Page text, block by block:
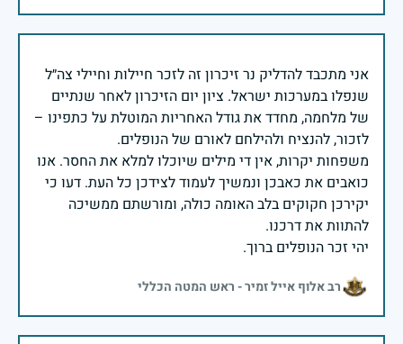
אני מתכבד להדליק נר זיכרון זה לזכר חיילות וחיילי צה״ל
שנפלו במערכות ישראל. ציון יום הזיכרון לאחר שנתיים
של מלחמה, מחדד את גודל האחריות המוטלת על כתפינו –
משפחות יקרות, אין די מילים שיוכלו למלא את החסר. אנו
כואבים את כאבכן ונמשיך לעמוד לצידכן כל העת. דעו כי
יקירכן חקוקים בלב האומה כולה, ומורשתם ממשיכה
יהי זכר הנופלים ברוך.
רב אלוף אייל זמיר - ראש המטה הכללי